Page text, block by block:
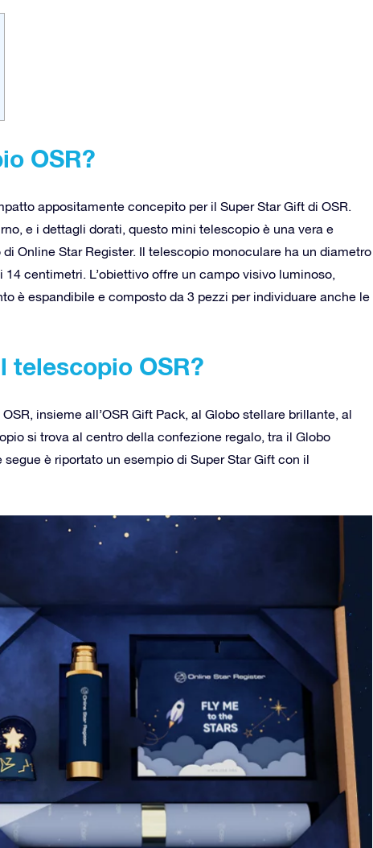
OSR?
appositamente concepito per il Super Star Gift di OSR.
e i dettagli dorati, questo mini telescopio è una vera e
Online Star Register. Il telescopio monoculare ha un diametro
centimetri. L’obiettivo offre un campo visivo luminoso,
è espandibile e composto da 3 pezzi per individuare anche le
telescopio OSR?
insieme all’OSR Gift Pack, al Globo stellare brillante, al
si trova al centro della confezione regalo, tra il Globo
è riportato un esempio di Super Star Gift con il